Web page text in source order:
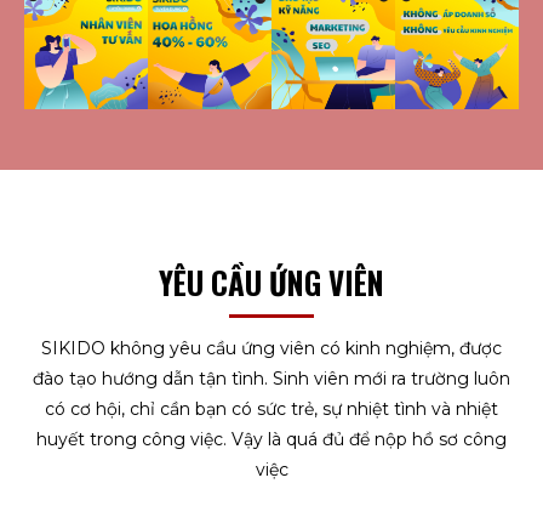
YÊU CẦU ỨNG VIÊN
SIKIDO không yêu cầu ứng viên có kinh nghiệm, được
đào tạo hướng dẫn tận tình. Sinh viên mới ra trường luôn
có cơ hội, chỉ cần bạn có sức trẻ, sự nhiệt tình và nhiệt
huyết trong công việc. Vậy là quá đủ để nộp hồ sơ công
việc